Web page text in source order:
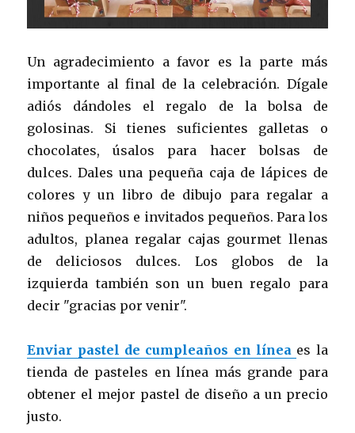
Un agradecimiento a favor es la parte más
importante al final de la celebración. Dígale
adiós dándoles el regalo de la bolsa de
golosinas. Si tienes suficientes galletas o
chocolates, úsalos para hacer bolsas de
dulces. Dales una pequeña caja de lápices de
colores y un libro de dibujo para regalar a
niños pequeños e invitados pequeños. Para los
adultos, planea regalar cajas gourmet llenas
de deliciosos dulces. Los globos de la
izquierda también son un buen regalo para
decir "gracias por venir".
Enviar pastel de cumpleaños en línea es la
tienda de pasteles en línea más grande para
obtener el mejor pastel de diseño a un precio
justo.